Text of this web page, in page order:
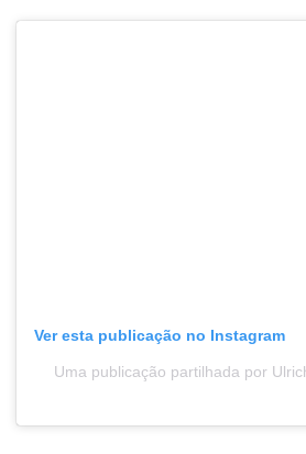
Ver esta publicação no Instagram
Uma publicação partilhada por